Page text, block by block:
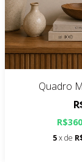
Quadro
5x de